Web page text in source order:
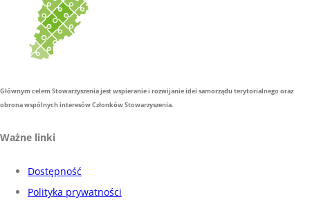
Głównym celem Stowarzyszenia jest wspieranie i rozwijanie idei samorządu terytorialnego oraz
obrona wspólnych interesów Członków Stowarzyszenia.
Ważne linki
Dostępność
Polityka prywatności